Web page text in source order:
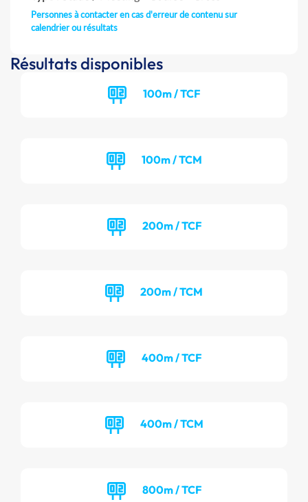
Personnes à contacter en cas d'erreur de contenu sur
calendrier ou résultats
Résultats disponibles
100m / TCF
100m / TCM
200m / TCF
200m / TCM
400m / TCF
400m / TCM
800m / TCF